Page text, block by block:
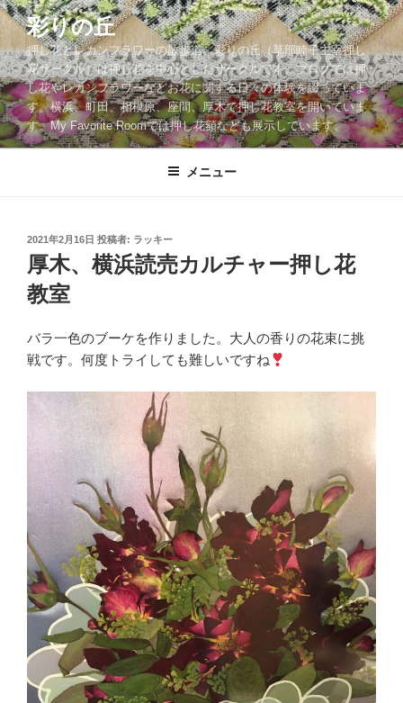
コ
ン
テ
ン
ツ
へ
ス
彩りの丘
押し花とレカンフラワーの散歩道。彩りの丘（草部睦子主宰押し
花サークル）は押し花を中心としたサークルです。ブログでは押
し花やレカンフラワーなどお花に関する日々の体験を綴っていま
す。横浜、町田、相模原、座間、厚木で押し花教室を開いていま
す。My Favorite Roomでは押し花額なども展示しています。
メニュー
投
稿
日:
2021年2月16日 投稿者: ラッキー
厚木、横浜読売カルチャー押し花
教室
バラ一色のブーケを作りました。大人の香りの花束に挑
戦です。何度トライしても難しいですね